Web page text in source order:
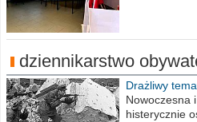
dziennikarstwo
Drażliwy
Nowoczesna
histerycznie